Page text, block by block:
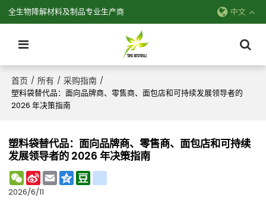
全生物降解材料及制品专业生产商 中文
首页 / 所有 / 采购指南 /
塑料袋替代品：面向品牌商、零售商、面包店和可持续发展领导者的
2026 年决策指南
塑料袋替代品：面向品牌商、零售商、面包店和可持续
发展领导者的 2026 年决策指南
WeChat
Sina
Weibo
EmailQzone
2026/6/11